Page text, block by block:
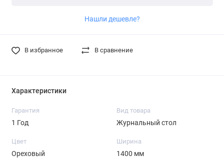
Нашли дешевле?
В избранное В сравнение
Характеристики
Гарантия
1 Год
Вид товара
Журнальный стол
Цвет
Ореховый
Ширина
1400 мм